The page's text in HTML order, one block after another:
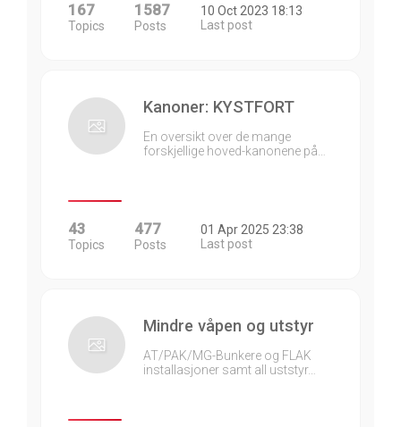
167
Topics
1587
Posts
10 Oct 2023 18:13
Last post
Kanoner: KYSTFORT
En oversikt over de mange
forskjellige hoved-kanonene på…
43
Topics
477
Posts
01 Apr 2025 23:38
Last post
Mindre våpen og utstyr
AT/PAK/MG-Bunkere og FLAK
installasjoner samt all uststyr…